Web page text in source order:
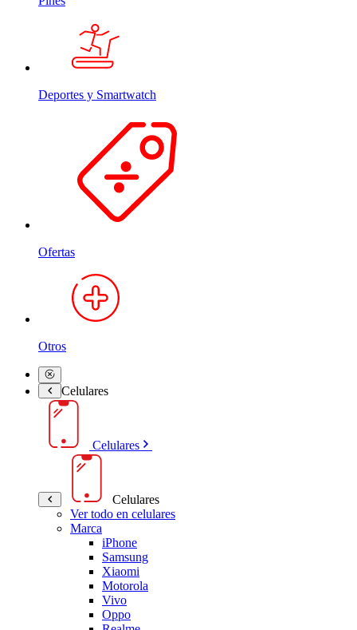
Deportes y Smartwatch
Ofertas
Otros
Celulares
Celulares
Celulares
Ver todo en celulares
Marca
iPhone
Samsung
Xiaomi
Motorola
Vivo
Oppo